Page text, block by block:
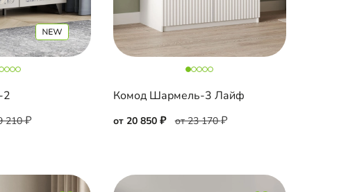
2
210
Комод Шармель-3 Лайф
от 20 850 от 23 170